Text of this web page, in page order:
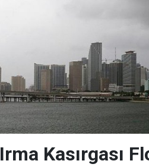
Irma Kasırgası